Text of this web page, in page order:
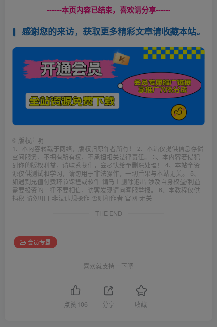
------本页内容已结束，喜欢请分享------
感谢您的来访，获取更多精彩文章请收藏本站。
© 版权声明
1、本内容转载于网络，版权归原作者所有！ 2、本站仅提供信息存储
空间服务，不拥有所有权，不承担相关法律责任。 3、本内容若侵犯
到你的版权利益，请联系我们，会尽快给予删除处理！ 4、本站全资
源仅供测试和学习，请勿用于非法操作，一切后果与本站无关。 5、
如遇到充值付费环节课程或软件 请马上删除退出 涉及自身权益/利益
需要投资的一律不要相信，访客发现请向客服举报。 6、本教程仅供
揭秘 请勿用于非法违规操作 否则和作者 官网 无关
THE END
会员专属
喜欢就支持一下吧
点赞 106 分享 收藏